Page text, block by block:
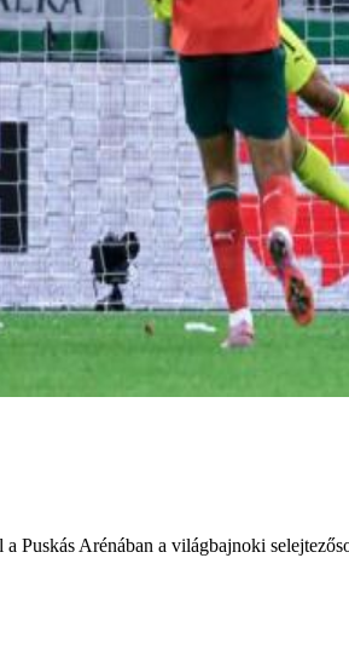
Puskás Arénában a világbajnoki